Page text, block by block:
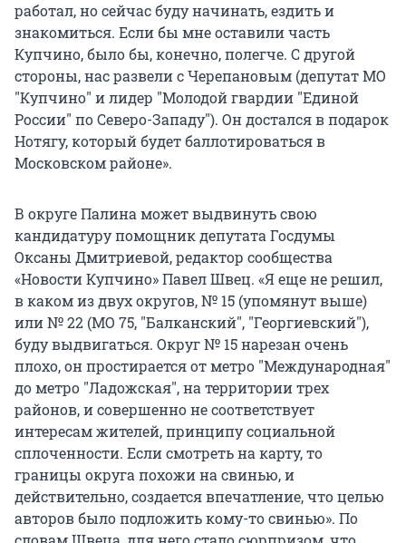
работал, но сейчас буду начинать, ездить и
знакомиться. Если бы мне оставили часть
Купчино, было бы, конечно, полегче. С другой
стороны, нас развели с Черепановым (депутат МО
"Купчино" и лидер "Молодой гвардии "Единой
России" по Северо-Западу"). Он достался в подарок
Нотягу, который будет баллотироваться в
Московском районе».
В округе Палина может выдвинуть свою
кандидатуру помощник депутата Госдумы
Оксаны Дмитриевой, редактор сообщества
«Новости Купчино» Павел Швец. «Я еще не решил,
в каком из двух округов, № 15 (упомянут выше)
или № 22 (МО 75, "Балканский", "Георгиевский"),
буду выдвигаться. Округ № 15 нарезан очень
плохо, он простирается от метро "Международная"
до метро "Ладожская", на территории трех
районов, и совершенно не соответствует
интересам жителей, принципу социальной
сплоченности. Если смотреть на карту, то
границы округа похожи на свинью, и
действительно, создается впечатление, что целью
авторов было подложить кому-то свинью». По